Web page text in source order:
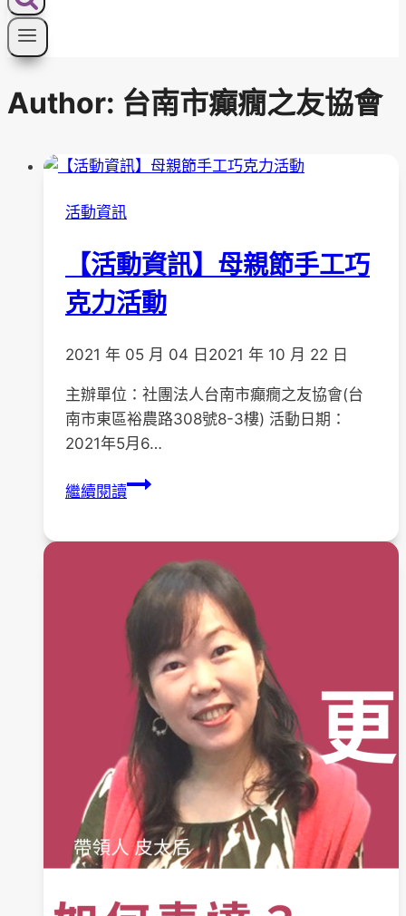
Author: 台南市癲癇之友協會
活動資訊
【活動資訊】母親節手工巧
克力活動
2021 年 05 月 04 日 2021 年 10 月 22 日
主辦單位：社團法人台南市癲癇之友協會(台
南市東區裕農路308號8-3樓) 活動日期：
2021年5月6…
繼續閱讀【活
親
手
工
巧
克
力
活
動